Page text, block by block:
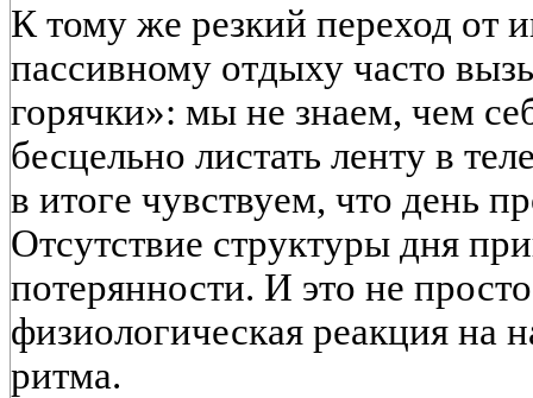
К тому же резкий переход от
пассивному отдыху часто
горячки»: мы не знаем, чем
бесцельно листать ленту в
в итоге чувствуем, что день
Отсутствие структуры дня
потерянности. И это не
физиологическая реакция на
ритма.